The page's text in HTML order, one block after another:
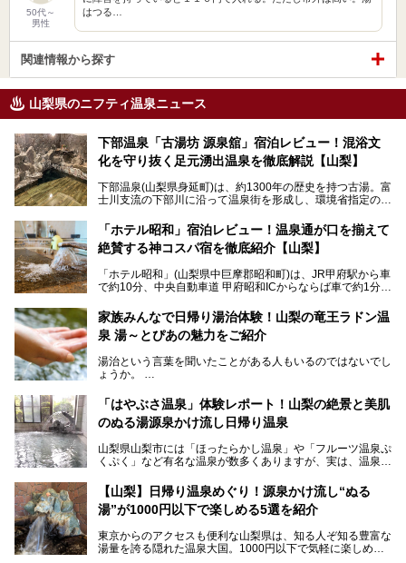
50代～
男性
はつる…
関連情報から探す
山梨県のニフティ温泉ニュース
下部温泉「古湯坊 源泉舘」宿泊レビュー！混浴文
化を守り抜く足元湧出温泉を徹底解説【山梨】
下部温泉(山梨県身延町)は、約1300年の歴史を持つ古湯。富
士川支流の下部川に沿って温泉街を形成し、環境省指定の国
中でも「古湯坊 源泉舘」は、戦国時代に武田信玄公も療養
したと伝えられる名湯の宿。最大の特徴は、令和の現代にお
いても混浴文化が守られ、老若男女の分け隔て一切無く温泉
向にありますが、「古湯坊 源泉舘」では本来あるべき混浴
の姿が保たれている点に注目すべきでしょう。
今回は足元湧出の混浴温泉である「かくし湯大岩風呂」をは
じめ、湯治棟である「別館神泉」を中心に「古湯坊 源泉
舘」の全貌を徹底紹介します。
「ホテル昭和」宿泊レビュー！温泉通が口を揃えて
絶賛する神コスパ宿を徹底紹介【山梨】
「ホテル昭和」(山梨県中巨摩郡昭和町)は、JR甲府駅から車
で約10分、中央自動車道 甲府昭和ICからならば車で約1分の
から、一人泊でも6,000円台から宿泊可能です。
しかし、最大の魅力は“温泉そのもの”でしょう。自家源泉を
統の単純温泉は、入浴すると実にサッパリ爽快。日帰り入浴
不可なこともあり、全国の温泉ファンがこの温泉を求めて
では循環濾過の沸かし湯が一般的ですが、ここは本物の極上
温泉。まさに価格破壊と言えるクオリティです。
室や無料朝食などをご紹介。温泉通が口を揃えて絶賛する神
コスパ宿の全貌を徹底解説します！
家族みんなで日帰り湯治体験！山梨の竜王ラドン温
泉 湯～とぴあの魅力をご紹介
湯治という言葉を聞いたことがある人もいるのではないでし
ょうか。
なかなか体験できない、湯治体験が日帰りでできる温浴施設
が山梨にあります。
ぴあ」の魅力をご紹介します。
提供元：株式会社湯ーとぴあ【PR】
この記事は株式会社湯ーとぴあのPRレポート記事です。
「はやぶさ温泉」体験レポート！山梨の絶景と美肌
のぬる湯源泉かけ流し日帰り温泉
山梨県山梨市には「ほったらかし温泉」や「フルーツ温泉ぷ
くぷく」など有名な温泉が数多くありますが、実は、温泉マ
です。今回紹介する「はやぶさ温泉」も、そのひとつ。温泉
はもちろん、絶景や地元食材を活かしたグルメも堪能できま
す。
します。
【山梨】日帰り温泉めぐり！源泉かけ流し“ぬる
湯”が1000円以下で楽しめる5選を紹介
東京からのアクセスも便利な山梨県は、知る人ぞ知る豊富な
湯量を誇る隠れた温泉大国。1000円以下で気軽に楽しめ